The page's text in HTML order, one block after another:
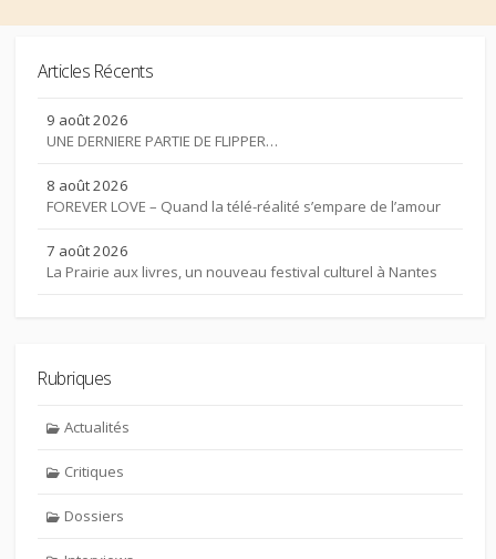
Articles Récents
9 août 2026
UNE DERNIERE PARTIE DE FLIPPER…
8 août 2026
FOREVER LOVE – Quand la télé-réalité s’empare de l’amour
7 août 2026
La Prairie aux livres, un nouveau festival culturel à Nantes
Rubriques
Actualités
Critiques
Dossiers